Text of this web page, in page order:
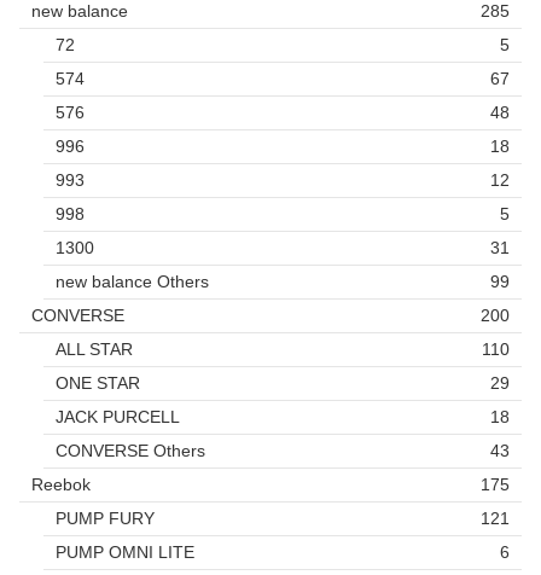
new balance
285
72
5
574
67
576
48
996
18
993
12
998
5
1300
31
new balance Others
99
CONVERSE
200
ALL STAR
110
ONE STAR
29
JACK PURCELL
18
CONVERSE Others
43
Reebok
175
PUMP FURY
121
PUMP OMNI LITE
6